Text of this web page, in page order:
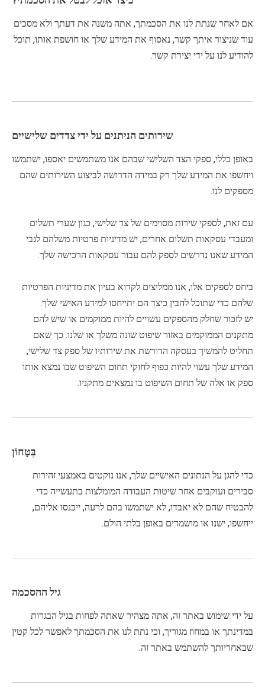
אם לאחר שנתת לנו את הסכמתך, אתה משנה את דעתך ולא מסכים
עוד שניצור איתך קשר, נאסוף את המידע שלך או חושפת אותו, תוכל
להודיע ​​לנו על ידי יצירת קשר.
שירותים הניתנים על ידי צדדים שלישיים
באופן כללי, ספקי הצד השלישי שבהם אנו משתמשים יאספו, ישתמשו
ויחשפו את המידע שלך רק במידה הדרושה לביצוע השירותים שהם
מספקים לנו.
עם זאת, לספקי שירות מסוימים של צד שלישי, כגון שערי תשלום
ומעבדי עסקאות תשלום אחרים, יש מדיניות פרטיות משלהם לגבי
המידע שאנו נדרשים לספק להם עבור עסקאות הרכישה שלך.
ביחס לספקים אלו, אנו ממליצים לקרוא בעיון את מדיניות הפרטיות
שלהם כדי שתוכל להבין כיצד הם יתייחסו למידע האישי שלך.
יש לזכור שחלק מהספקים עשויים להיות ממוקמים או שיש להם
מתקנים הממוקמים באזור שיפוט שונה משלך או שלנו. כך שאם
תחליט להמשיך בעסקה הדורשת את שירותיו של ספק צד שלישי,
המידע שלך עשוי להיות כפוף לחוקי תחום השיפוט שבו נמצא אותו
ספק או אלה של תחום השיפוט בו נמצאים מתקניו.
בִּטָחוֹן
כדי להגן על הנתונים האישיים שלך, אנו נוקטים באמצעי זהירות
סבירים ועוקבים אחר שיטות העבודה המומלצות בתעשייה כדי
להבטיח שהם לא יאבדו, לא ישתמשו בהם לרעה, ייכנסו אליהם,
ייחשפו, ישנו או מושמדים באופן בלתי הולם.
גיל ההסכמה
על ידי שימוש באתר זה, אתה מצהיר שאתה לפחות בגיל הבגרות
במדינתך או במחוז מגוריך, וכי נתת לנו את הסכמתך לאפשר לכל קטין
שבאחריותך להשתמש באתר זה.